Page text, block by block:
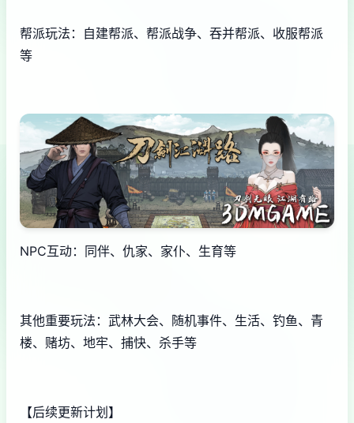
帮派玩法：自建帮派、帮派战争、吞并帮派、收服帮派
等
NPC互动：同伴、仇家、家仆、生育等
其他重要玩法：武林大会、随机事件、生活、钓鱼、青
楼、赌坊、地牢、捕快、杀手等
【后续更新计划】